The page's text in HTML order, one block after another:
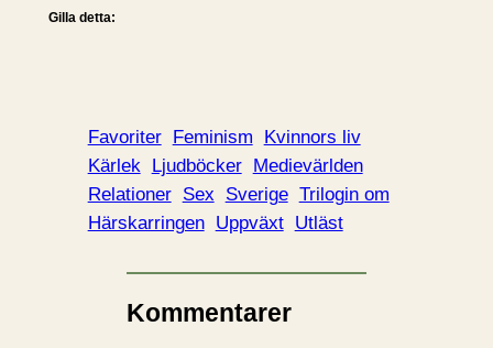
Gilla detta:
Favoriter Feminism
Kvinnors liv
Kärlek
Ljudböcker
Medievärlden
Relationer Sex Sverige Trilogin om
Härskarringen Uppväxt Utläst
Kommentarer